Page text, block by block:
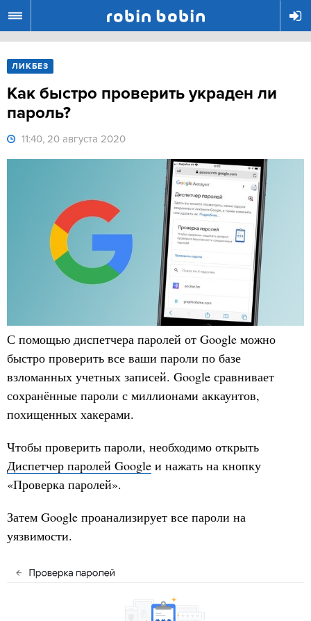
ЛИКБЕЗ
Как быстро проверить украден ли
пароль?
11:40, 20 августа 2020
С помощью диспетчера паролей от Google можно
быстро проверить все ваши пароли по базе
взломанных учетных записей. Google сравнивает
сохранённые пароли с миллионами аккаунтов,
похищенных хакерами.
Чтобы проверить пароли, необходимо открыть
Диспетчер паролей Google и нажать на кнопку
«Проверка паролей».
Затем Google проанализирует все пароли на
уязвимости.